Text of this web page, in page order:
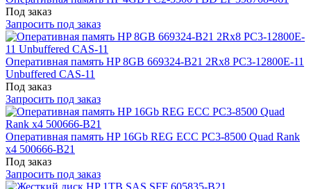
Под заказ
Запросить под заказ
Оперативная память HP 8GB 669324-B21 2Rx8 PC3-12800E-11
Unbuffered CAS-11
Под заказ
Запросить под заказ
Оперативная память HP 16Gb REG ECC PC3-8500 Quad Rank
x4 500666-B21
Под заказ
Запросить под заказ